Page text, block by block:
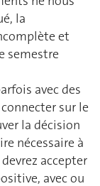
la
et
semestre
avec des
sur le
la décision
nécessaire à
accepter
avec ou